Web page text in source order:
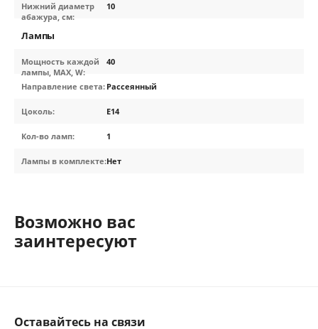
Нижний диаметр
абажура, см:
10
Лампы
Мощность каждой
лампы, MAX, W:
40
Направление света: Рассеянный
Цоколь: E14
Кол-во ламп: 1
Лампы в комплекте:Нет
Возможно вас
заинтересуют
Оставайтесь на связи